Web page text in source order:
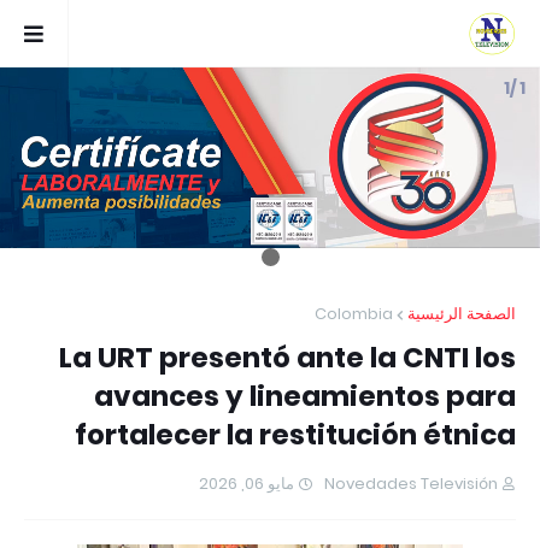
1 /1
الصفحة الرئيسية Colombia
La URT presentó ante la CNTI los
avances y lineamientos para
fortalecer la restitución étnica
Novedades Televisión مايو 06, 2026